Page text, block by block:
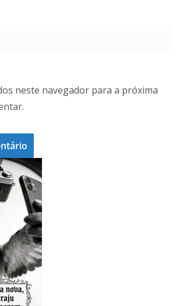
neste navegador para a próxima